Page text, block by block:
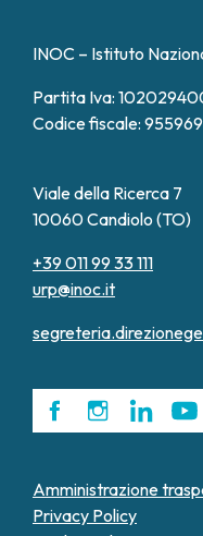
INOC – Istituto
Partita Iva:
Codice fiscale:
Viale della Ricerca 7
10060 Candiolo (TO)
+39 011 99 33 111
urp@inoc.it
Amministrazione
Privacy Policy